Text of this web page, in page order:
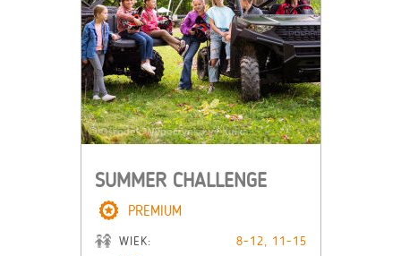
SUMMER CHALLENGE
PREMIUM
WIEK:
8-12, 11-15